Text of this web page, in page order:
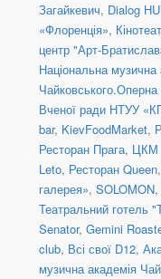
Загайкевич, Dialog
«Флоренція»,
центр "Арт-
Національна музична
Вченої ради НТУУ
bar, KievFoodMarket,
Ресторан Прага, ЦКМ
Leto, Ресторан Queen,
галерея», SOLOMON,
Театральний готель
Senator, Gemini
club, Всі свої D12,
музична академія